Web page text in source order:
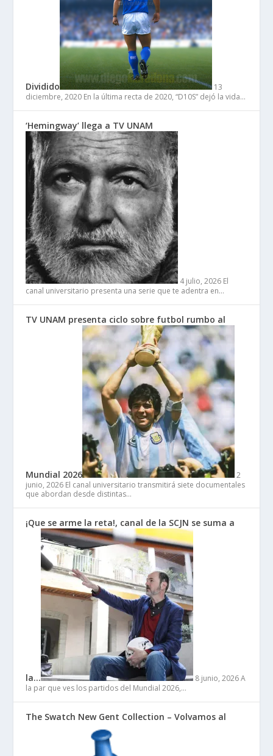
Dividido
13
diciembre, 2020 En la última recta de 2020, “D10S” dejó la vida…
‘Hemingway’ llega a TV UNAM
4 julio, 2026 El
canal universitario presenta una serie que te adentra en…
TV UNAM presenta ciclo sobre futbol rumbo al
Mundial 2026
2
junio, 2026 El canal universitario transmitirá siete documentales
que abordan desde distintas…
¡Que se arme la reta!, canal de la SCJN se suma a
la… 8 junio, 2026 A
la par que ves los partidos del Mundial 2026,…
The Swatch New Gent Collection – Volvamos al